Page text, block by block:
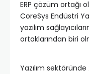
ERP çözüm ortağı
CoreSys Endüstri
yazılım
ortaklarından biri
Yazılım